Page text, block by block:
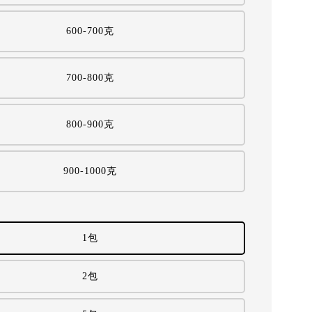
600-700克
700-800克
800-900克
900-1000克
1包
2包